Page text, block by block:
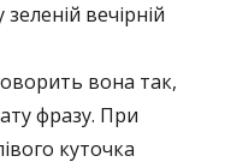
вечірній
вона так,
фразу. При
куточка